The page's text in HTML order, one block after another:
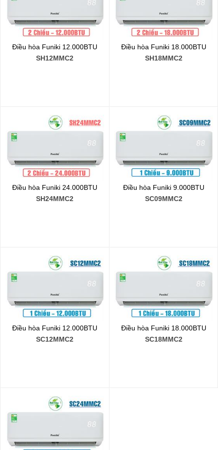
Điều hòa Funiki 12.000BTU
SH12MMC2
Điều hòa Funiki 18.000BTU
SH18MMC2
Điều hòa Funiki 24.000BTU
SH24MMC2
Điều hòa Funiki 9.000BTU
SC09MMC2
Điều hòa Funiki 12.000BTU
SC12MMC2
Điều hòa Funiki 18.000BTU
SC18MMC2